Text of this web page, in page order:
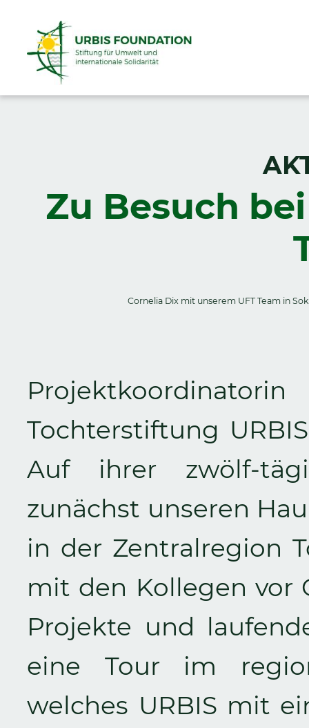
Zu Besuch
Cornelia Dix mit unserem UFT Team in
Tochterstiftung
Auf ihrer zwölf-
zunächst unseren
in der Zentralregion
mit den Kollegen vor
Projekte und
eine Tour im
welches URBIS mit